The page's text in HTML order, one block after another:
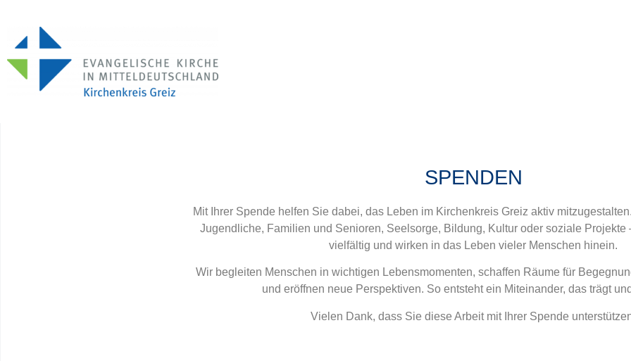
SPENDEN
Mit Ihrer Spende helfen Sie dabei, das Leben im Kirchenkreis Greiz aktiv
Jugendliche, Familien und Senioren, Seelsorge, Bildung, Kultur oder soziale Projekte
vielfältig und wirken in das Leben vieler Menschen hinein.
Wir begleiten Menschen in wichtigen Lebensmomenten, schaffen Räume für
und eröffnen neue Perspektiven. So entsteht ein Miteinander, das trägt
Vielen Dank, dass Sie diese Arbeit mit Ihrer Spende